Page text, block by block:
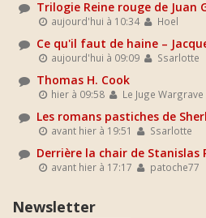
Trilogie Reine rouge de Juan
aujourd'hui à 10:34 Hoel
Ce qu'il faut de haine –
aujourd'hui à 09:09 Ssarlotte
Thomas H. Cook
hier à 09:58 Le Juge Wargrave
Les romans pastiches de
avant hier à 19:51 Ssarlotte
Derrière la chair de Stanislas
avant hier à 17:17 patoche77
Newsletter